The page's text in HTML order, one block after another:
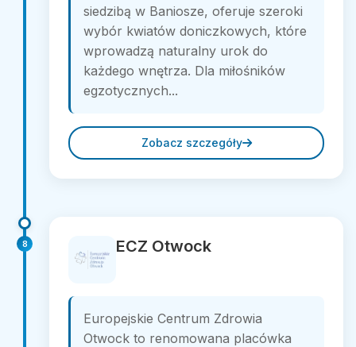
siedzibą w Baniosze, oferuje szeroki
wybór kwiatów doniczkowych, które
wprowadzą naturalny urok do
każdego wnętrza. Dla miłośników
egzotycznych...
Zobacz szczegóły
8 ECZ Otwock
Europejskie Centrum Zdrowia
Otwock to renomowana placówka